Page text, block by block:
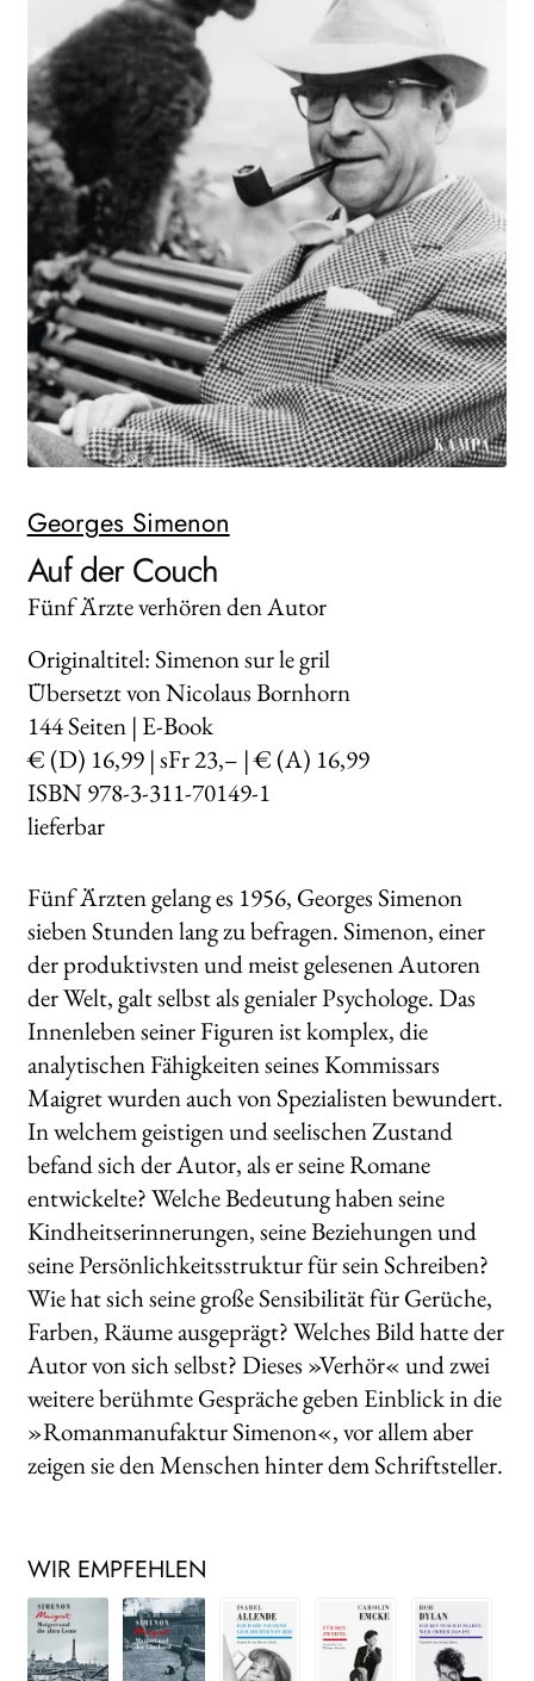
WEITERE VERLAGE
Search:
Georges Simenon
Auf der Couch
Fünf Ärzte verhören den Autor
Originaltitel: Simenon sur le gril
Übersetzt von Nicolaus Bornhorn
144Seiten | E-Book
€ (D) 16,99 | sFr 23,– | € (A) 16,99
ISBN 978-3-311-70149-1
lieferbar
Fünf Ärzten gelang es 1956, Georges Simenon
sieben Stunden lang zu befragen. Simenon, einer
der produktivsten und meist gelesenen Autoren
der Welt, galt selbst als genialer Psychologe. Das
Innenleben seiner Figuren ist komplex, die
analytischen Fähigkeiten seines Kommissars
Maigret wurden auch von Spezialisten bewundert.
In welchem geistigen und seelischen Zustand
befand sich der Autor, als er seine Romane
entwickelte? Welche Bedeutung haben seine
Kindheitserinnerungen, seine Beziehungen und
seine Persönlichkeitsstruktur für sein Schreiben?
Wie hat sich seine große Sensibilität für Gerüche,
Farben, Räume ausgeprägt? Welches Bild hatte der
Autor von sich selbst? Dieses »Verhör« und zwei
weitere berühmte Gespräche geben Einblick in die
»Romanmanufaktur Simenon«, vor allem aber
zeigen sie den Menschen hinter dem Schriftsteller.
WIR EMPFEHLEN